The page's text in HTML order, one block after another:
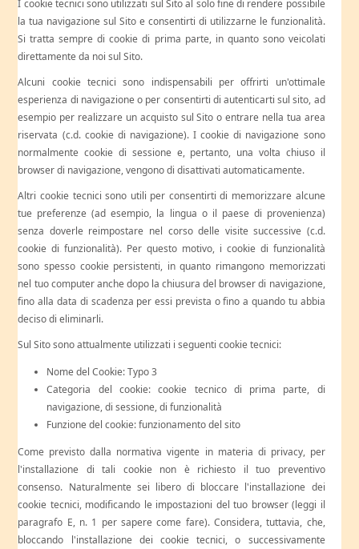
I cookie tecnici sono utilizzati sul Sito al solo fine di rendere possibile
la tua navigazione sul Sito e consentirti di utilizzarne le funzionalità.
Si tratta sempre di cookie di prima parte, in quanto sono veicolati
direttamente da noi sul Sito.
Alcuni cookie tecnici sono indispensabili per offrirti un'ottimale
esperienza di navigazione o per consentirti di autenticarti sul sito, ad
esempio per realizzare un acquisto sul Sito o entrare nella tua area
riservata (c.d. cookie di navigazione). I cookie di navigazione sono
normalmente cookie di sessione e, pertanto, una volta chiuso il
browser di navigazione, vengono di disattivati automaticamente.
Altri cookie tecnici sono utili per consentirti di memorizzare alcune
tue preferenze (ad esempio, la lingua o il paese di provenienza)
senza doverle reimpostare nel corso delle visite successive (c.d.
cookie di funzionalità). Per questo motivo, i cookie di funzionalità
sono spesso cookie persistenti, in quanto rimangono memorizzati
nel tuo computer anche dopo la chiusura del browser di navigazione,
fino alla data di scadenza per essi prevista o fino a quando tu abbia
deciso di eliminarli.
Sul Sito sono attualmente utilizzati i seguenti cookie tecnici:
Nome del Cookie: Typo 3
Categoria del cookie: cookie tecnico di prima parte, di
navigazione, di sessione, di funzionalità
Funzione del cookie: funzionamento del sito
Come previsto dalla normativa vigente in materia di privacy, per
l'installazione di tali cookie non è richiesto il tuo preventivo
consenso. Naturalmente sei libero di bloccare l'installazione dei
cookie tecnici, modificando le impostazioni del tuo browser (leggi il
paragrafo E, n. 1 per sapere come fare). Considera, tuttavia, che,
bloccando l'installazione dei cookie tecnici, o successivamente